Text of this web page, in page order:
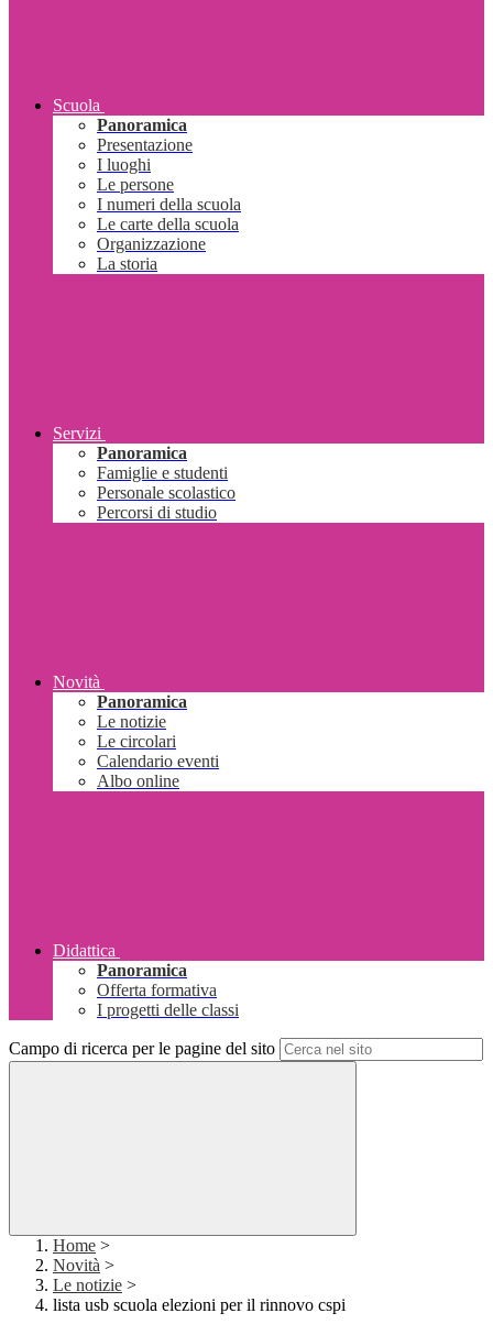
Scuola
Panoramica
Presentazione
I luoghi
Le persone
I numeri della scuola
Le carte della scuola
Organizzazione
La storia
Servizi
Panoramica
Famiglie e studenti
Personale scolastico
Percorsi di studio
Novità
Panoramica
Le notizie
Le circolari
Calendario eventi
Albo online
Didattica
Panoramica
Offerta formativa
I progetti delle classi
Campo di ricerca per le pagine del sito
Home >
Novità >
Le notizie >
lista usb scuola elezioni per il rinnovo cspi